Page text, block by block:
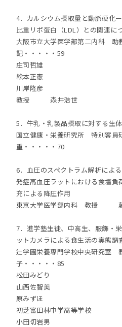
4．カルシウム摂取量と動脈硬化
比重リポ蛋白（LDL）との関連に
大阪市立大学医学部第二内
記・・・・・59
庄司哲雄
絵本正憲
川岸隆彦
教授 森井浩世
5．牛乳・乳製品摂取に対する生
国立健康・栄養研究所 特別
重・・・・・70
6．血圧のスペクトラム解析によ
発症高血圧ラットにおける食塩
充による降圧作用
東京大学医学部内科 教授 藤
7．進学塾生徒、中高生、服飾・
ットカメラによる食生活の実態調
辻学園栄養専門学校中央研
子・・・・・85
松田みどり
山西佐智美
原みずほ
初芝富田林中学高等
小田切岩男